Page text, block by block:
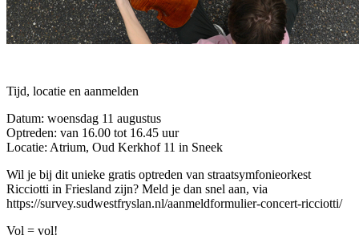
Tijd, locatie en aanmelden
Datum: woensdag 11 augustus
Optreden: van 16.00 tot 16.45 uur
Locatie: Atrium, Oud Kerkhof 11 in Sneek
Wil je bij dit unieke gratis optreden van straatsymfonieorkest
Ricciotti in Friesland zijn? Meld je dan snel aan, via
https://survey.sudwestfryslan.nl/aanmeldformulier-concert-ricciotti/
Vol = vol!